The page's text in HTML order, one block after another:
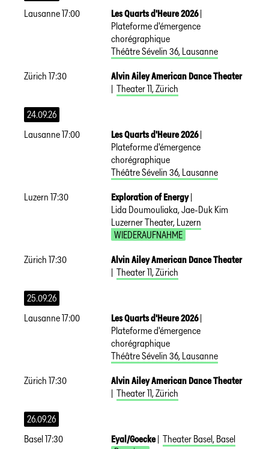
Lausanne17:00 Les Quarts d'Heure 2026 |
Plateforme d'émergence
chorégraphique
Théâtre Sévelin 36, Lausanne
Zürich 17:30
Alvin Ailey American Dance Theater
| Theater 11,Zürich
24.09.26
Lausanne17:00 Les Quarts d'Heure 2026 |
Plateforme d'émergence
chorégraphique
Théâtre Sévelin 36, Lausanne
Luzern 17:30 Exploration of Energy |
Lida Doumouliaka, Jae-Duk Kim
Luzerner Theater, Luzern
WIEDERAUFNAHME
Zürich 17:30
Alvin Ailey American Dance Theater
| Theater 11,Zürich
25.09.26
Lausanne17:00 Les Quarts d'Heure 2026 |
Plateforme d'émergence
chorégraphique
Théâtre Sévelin 36, Lausanne
Zürich 17:30
Alvin Ailey American Dance Theater
| Theater 11,Zürich
26.09.26
Basel17:30 Eyal/Goecke | Theater Basel, Basel